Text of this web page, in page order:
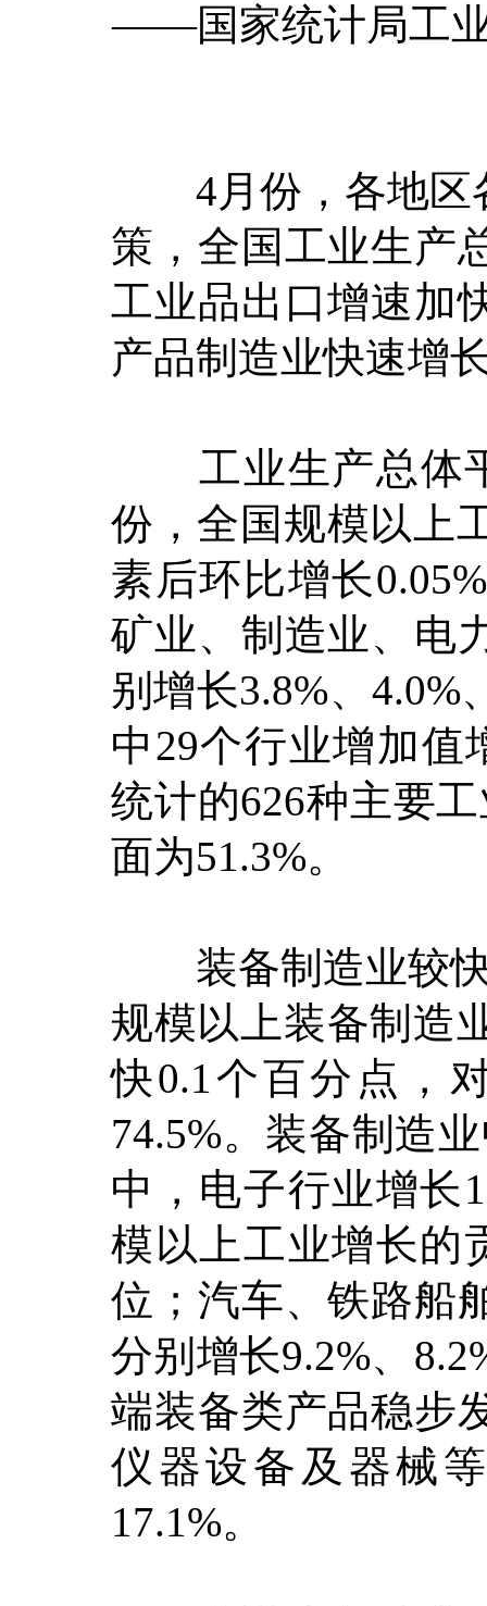
——国家统计局工业
4月份，各地区
策，全国工业生产
工业品出口增速加
产品制造业快速增
工业生产总体平
份，全国规模以上
素后环比增长
矿业、制造业、电
别增长3.8%、4.0%
中29个行业增加值
统计的626种主要
面为51.3%。
装备制造业较快
规模以上装备制造
快0.1个百分点，
74.5%。装备制造
中，电子行业增长
模以上工业增长的
位；汽车、铁路船
分别增长9.2%、
端装备类产品稳步
仪器设备及器械
17.1%。